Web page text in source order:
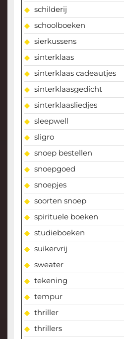
schilderij
schoolboeken
sierkussens
sinterklaas
sinterklaas cadeautjes
sinterklaasgedicht
sinterklaasliedjes
sleepwell
sligro
snoep bestellen
snoepgoed
snoepjes
soorten snoep
spirituele boeken
studieboeken
suikervrij
sweater
tekening
tempur
thriller
thrillers